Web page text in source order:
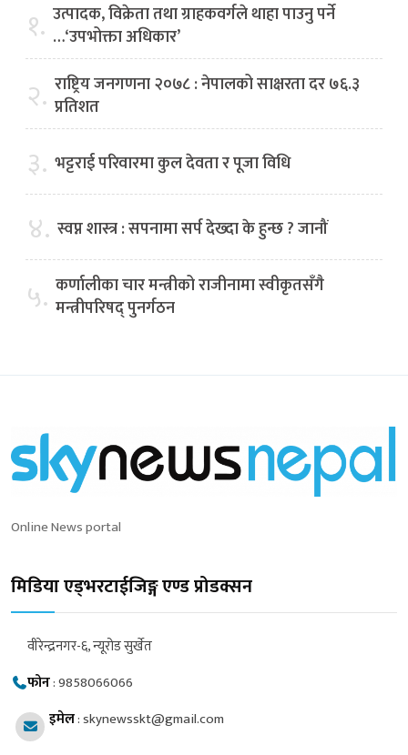
१. उत्पादक, विक्रेता तथा ग्राहकवर्गले थाहा पाउनु पर्ने
…‘उपभोक्ता अधिकार’
२. राष्ट्रिय जनगणना २०७८ : नेपालको साक्षरता दर ७६.३
प्रतिशत
३. भट्टराई परिवारमा कुल देवता र पूजा विधि
४. स्वप्न शास्त्र : सपनामा सर्प देख्दा के हुन्छ ? जानौं
५. कर्णालीका चार मन्त्रीको राजीनामा स्वीकृतसँगै
मन्त्रीपरिषद् पुनर्गठन
Online News portal
मिडिया एड्भरटाईजिङ्ग एण्ड प्रोडक्सन
वीरेन्द्रनगर-६, न्यूरोड सुर्खेत
फोन:9858066066
इमेल:skynewsskt@gmail.com